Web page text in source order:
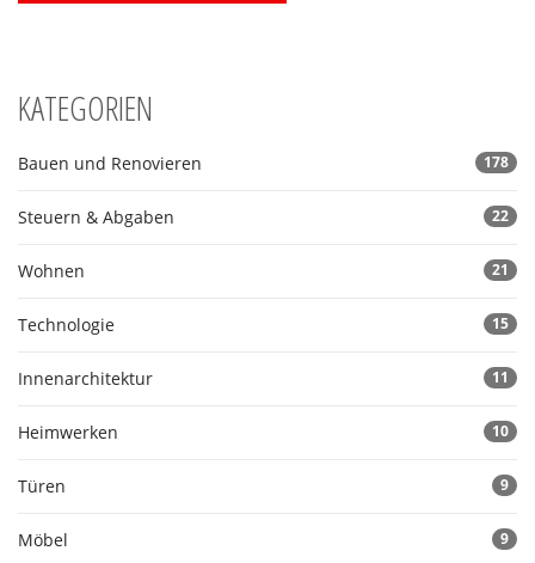
KATEGORIEN
Bauen und Renovieren 178
Steuern & Abgaben 22
Wohnen 21
Technologie 15
Innenarchitektur 11
Heimwerken 10
Türen 9
Möbel 9